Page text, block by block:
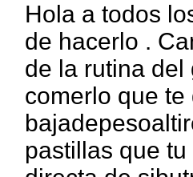
Hola a todos
de hacerlo .
de la rutina del
comerlo que
pastillas que